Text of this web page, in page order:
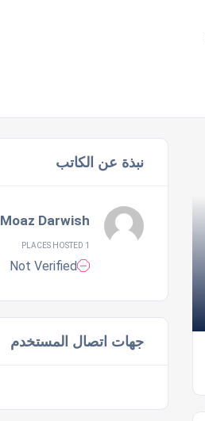
نبذة عن الكاتب
Moaz Darwish
1 PLACES HOSTED
Not Verified
جهات اتصال المستخدم